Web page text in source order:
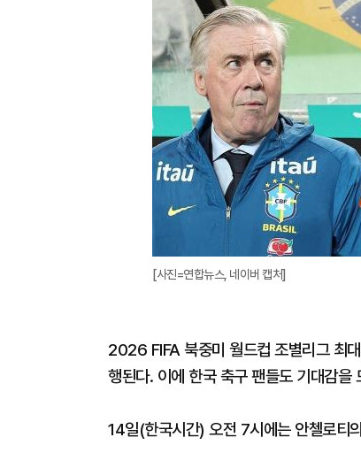
[사진=연합뉴스, 네이버 캡처]
2026 FIFA 북중미 월드컵 조별리그 최
행된다. 이에 한국 축구 팬들도 기대감을
14일(한국시간) 오전 7시에는 안첼로티